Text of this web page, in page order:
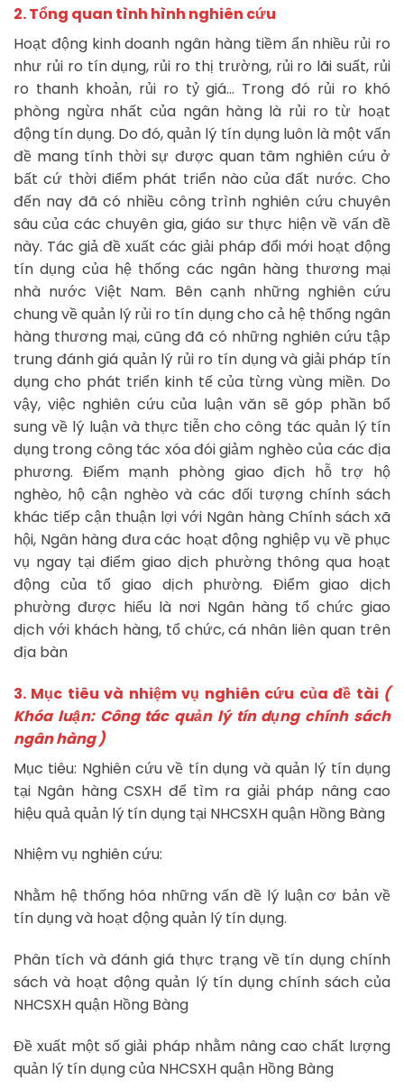
2. Tổng quan tình hình nghiên cứu
Hoạt động kinh doanh ngân hàng tiềm ẩn nhiều rủi ro
như rủi ro tín dụng, rủi ro thị trường, rủi ro lãi suất, rủi
ro thanh khoản, rủi ro tỷ giá… Trong đó rủi ro khó
phòng ngừa nhất của ngân hàng là rủi ro từ hoạt
động tín dụng. Do đó, quản lý tín dụng luôn là một vấn
đề mang tính thời sự được quan tâm nghiên cứu ở
bất cứ thời điểm phát triển nào của đất nước. Cho
đến nay đã có nhiều công trình nghiên cứu chuyên
sâu của các chuyên gia, giáo sư thực hiện về vấn đề
này. Tác giả đề xuất các giải pháp đổi mới hoạt động
tín dụng của hệ thống các ngân hàng thương mại
nhà nước Việt Nam. Bên cạnh những nghiên cứu
chung về quản lý rủi ro tín dụng cho cả hệ thống ngân
hàng thương mại, cũng đã có những nghiên cứu tập
trung đánh giá quản lý rủi ro tín dụng và giải pháp tín
dụng cho phát triển kinh tế của từng vùng miền. Do
vậy, việc nghiên cứu của luận văn sẽ góp phần bổ
sung về lý luận và thực tiễn cho công tác quản lý tín
dụng trong công tác xóa đói giảm nghèo của các địa
phương. Điểm mạnh phòng giao địch hỗ trợ hộ
nghèo, hộ cận nghèo và các đối tượng chính sách
khác tiếp cận thuận lợi với Ngân hàng Chính sách xã
hội, Ngân hàng đưa các hoạt động nghiệp vụ về phục
vụ ngay tại điểm giao dịch phường thông qua hoạt
động của tổ giao dịch phường. Điểm giao dịch
phường được hiểu là nơi Ngân hàng tổ chức giao
dịch với khách hàng, tổ chức, cá nhân liên quan trên
địa bàn
3. Mục tiêu và nhiệm vụ nghiên cứu của đề tài (
Khóa luận: Công tác quản lý tín dụng chính sách
ngân hàng )
Mục tiêu: Nghiên cứu về tín dụng và quản lý tín dụng
tại Ngân hàng CSXH để tìm ra giải pháp nâng cao
hiệu quả quản lý tín dụng tại NHCSXH quận Hồng Bàng
Nhiệm vụ nghiên cứu:
Nhằm hệ thống hóa những vấn đề lý luận cơ bản về
tín dụng và hoạt động quản lý tín dụng.
Phân tích và đánh giá thực trạng về tín dụng chính
sách và hoạt động quản lý tín dụng chính sách của
NHCSXH quận Hồng Bàng
Đề xuất một số giải pháp nhằm nâng cao chất lượng
quản lý tín dụng của NHCSXH quận Hồng Bàng